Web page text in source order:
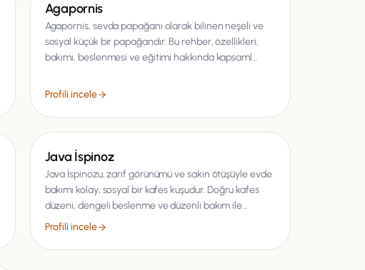
Agapornis
Agapornis, sevda papağanı olarak bilinen neşeli ve
sosyal küçük bir papağandır. Bu rehber, özellikleri,
bakımı, beslenmesi ve eğitimi hakkında kapsaml…
Profili incele
Java İspinoz
Java İspinozu, zarif görünümü ve sakin ötüşüyle evde
bakımı kolay, sosyal bir kafes kuşudur. Doğru kafes
düzeni, dengeli beslenme ve düzenli bakım ile…
Profili incele